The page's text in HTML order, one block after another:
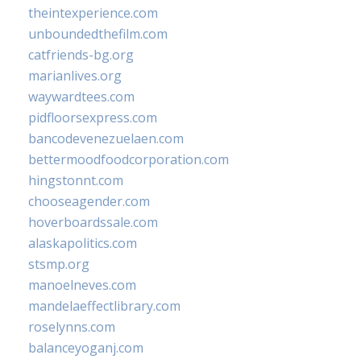
theintexperience.com
unboundedthefilm.com
catfriends-bg.org
marianlives.org
waywardtees.com
pidfloorsexpress.com
bancodevenezuelaen.com
bettermoodfoodcorporation.com
hingstonnt.com
chooseagender.com
hoverboardssale.com
alaskapolitics.com
stsmp.org
manoelneves.com
mandelaeffectlibrary.com
roselynns.com
balanceyoganj.com